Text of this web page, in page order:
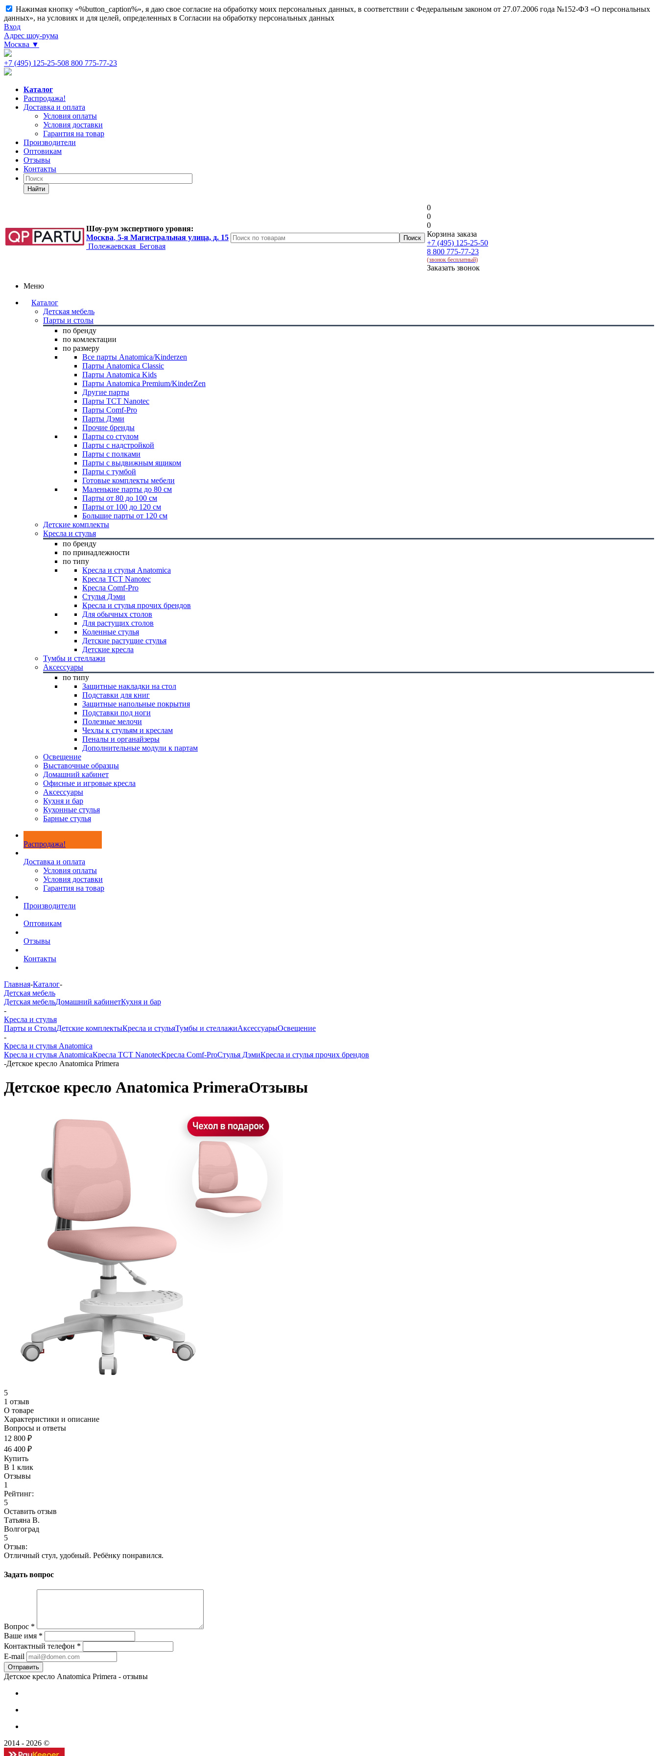
Нажимая кнопку «%button_caption%», я даю свое согласие на обработку моих персональных данных, в соответствии с Федеральным законом от 27.07.2006 года №152-ФЗ «О персональных
данных», на условиях и для целей, определенных в Согласии на обработку персональных данных
Вход
Адрес шоу-рума
Москва ▼
+7 (495) 125-25-508 800 775-77-23
Каталог
Распродажа!
Доставка и оплата
Условия оплаты
Условия доставки
Гарантия на товар
Производители
Оптовикам
Отзывы
Контакты
Найти
Шоу-рум экспертного уровня:
Москва, 5-я Магистральная улица, д. 15
Полежаевская Беговая
0
0
0
Корзина заказа
+7 (495) 125-25-50
8 800 775-77-23
(звонок бесплатный)
Заказать звонок
Меню
Каталог
Детская мебель
Парты и столы
по бренду
по комлектации
по размеру
Все парты Anatomica/Kinderzen
Парты Anatomica Classic
Парты Anatomica Kids
Парты Anatomica Premium/KinderZen
Другие парты
Парты TCT Nanotec
Парты Comf-Pro
Парты Дэми
Прочие бренды
Парты со стулом
Парты с надстройкой
Парты с полками
Парты с выдвижным ящиком
Парты с тумбой
Готовые комплекты мебели
Маленькие парты до 80 см
Парты от 80 до 100 см
Парты от 100 до 120 см
Большие парты от 120 см
Детские комплекты
Кресла и стулья
по бренду
по принадлежности
по типу
Кресла и стулья Anatomica
Кресла TCT Nanotec
Кресла Comf-Pro
Стулья Дэми
Кресла и стулья прочих брендов
Для обычных столов
Для растущих столов
Коленные стулья
Детские растущие стулья
Детские кресла
Тумбы и стеллажи
Аксессуары
по типу
Защитные накладки на стол
Подставки для книг
Защитные напольные покрытия
Подставки под ноги
Полезные мелочи
Чехлы к стульям и креслам
Пеналы и органайзеры
Дополнительные модули к партам
Освещение
Выставочные образцы
Домашний кабинет
Офисные и игровые кресла
Аксессуары
Кухня и бар
Кухонные стулья
Барные стулья
Распродажа!
Доставка и оплата
Условия оплаты
Условия доставки
Гарантия на товар
Производители
Оптовикам
Отзывы
Контакты
Главная-Каталог-
Детская мебель
Детская мебельДомашний кабинетКухня и бар
-
Кресла и стулья
Парты и СтолыДетские комплектыКресла и стульяТумбы и стеллажиАксессуарыОсвещение
-
Кресла и стулья Anatomica
Кресла и стулья AnatomicaКресла TCT NanotecКресла Comf-ProСтулья ДэмиКресла и стулья прочих брендов
-Детское кресло Anatomica Primera
Детское кресло Anatomica PrimeraОтзывы
5
1 отзыв
О товаре
Характеристики и описание
Вопросы и ответы
12 800 ₽
46 400 ₽
Купить
В 1 клик
Отзывы
1
Рейтинг:
5
Оставить отзыв
Татьяна В.
Волгоград
5
Отзыв:
Отличный стул, удобный. Ребёнку понравился.
Задать вопрос
Вопрос *
Ваше имя *
Контактный телефон *
E-mail
Детское кресло Anatomica Primera - отзывы
2014 - 2026 ©